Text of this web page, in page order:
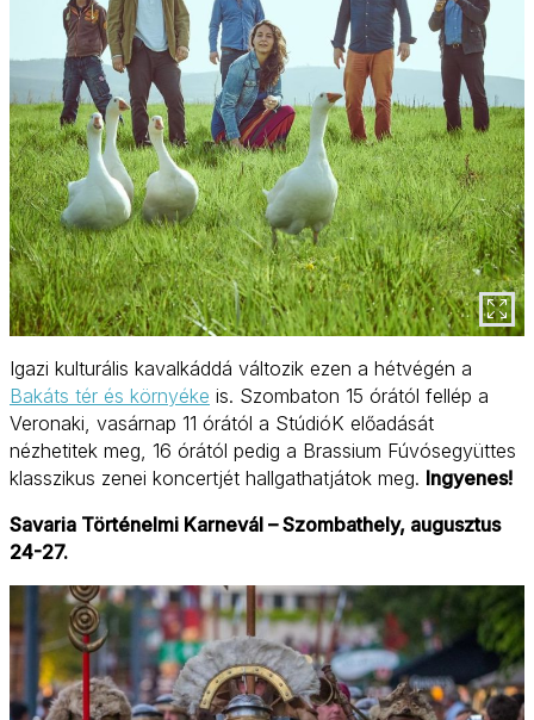
Igazi kulturális kavalkáddá változik ezen a hétvégén a
Bakáts tér és környéke is. Szombaton 15 órától fellép a
Veronaki, vasárnap 11 órától a StúdióK előadását
nézhetitek meg, 16 órától pedig a Brassium Fúvósegyüttes
klasszikus zenei koncertjét hallgathatjátok meg. Ingyenes!
Savaria Történelmi Karnevál – Szombathely, augusztus
24-27.